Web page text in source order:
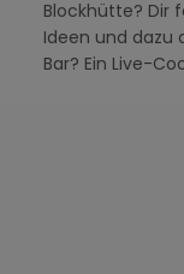
Blockhütte? Dir
Ideen und dazu
Bar? Ein Live-